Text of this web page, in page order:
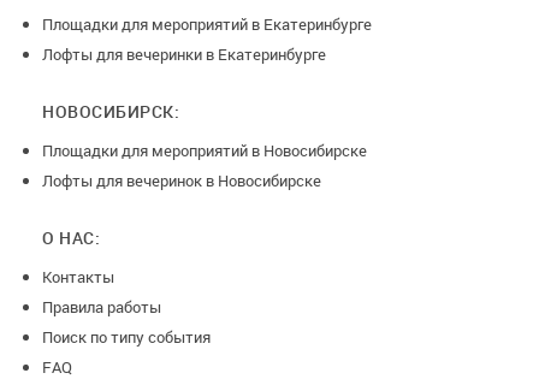
Площадки для мероприятий в Екатеринбурге
Лофты для вечеринки в Екатеринбурге
НОВОСИБИРСК:
Площадки для мероприятий в Новосибирске
Лофты для вечеринок в Новосибирске
О НАС:
Контакты
Правила работы
Поиск по типу события
FAQ